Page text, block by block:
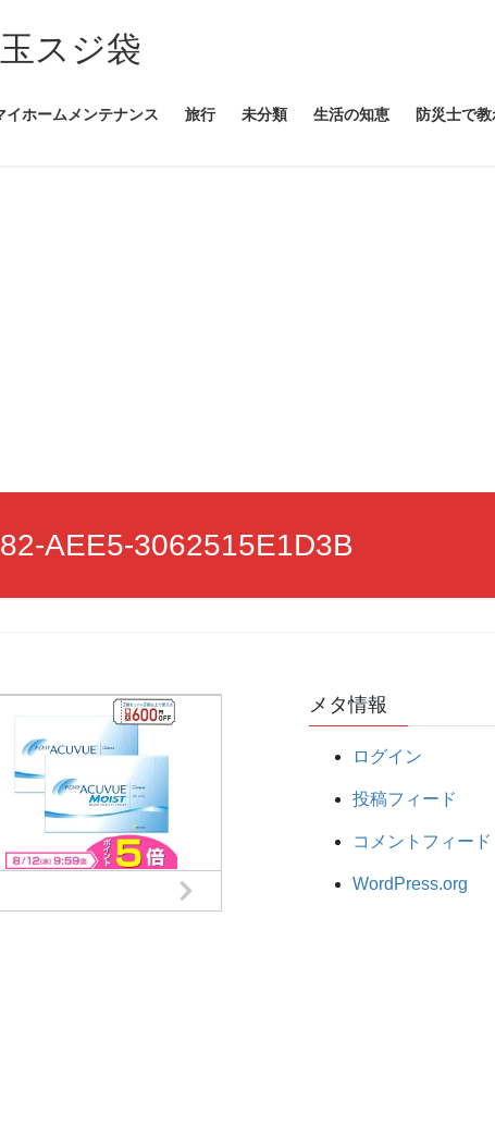
スジ袋
イホームメンテナンス 旅行 未分類 生活の知恵 防災士で
AEE5-3062515E1D3B
メタ情報
ログイン
投稿フィード
コメントフィード
WordPress.org